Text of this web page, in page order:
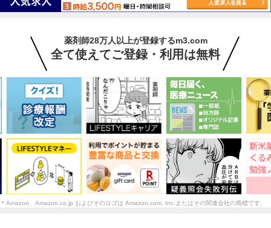
薬剤師28万人以上が登録するm3.com
全て使えてご登録・利用は無料
＊Amazon、Amazon.co.jp およびそのロゴは Amazon.com, Inc.またはその関連会社の商標です。